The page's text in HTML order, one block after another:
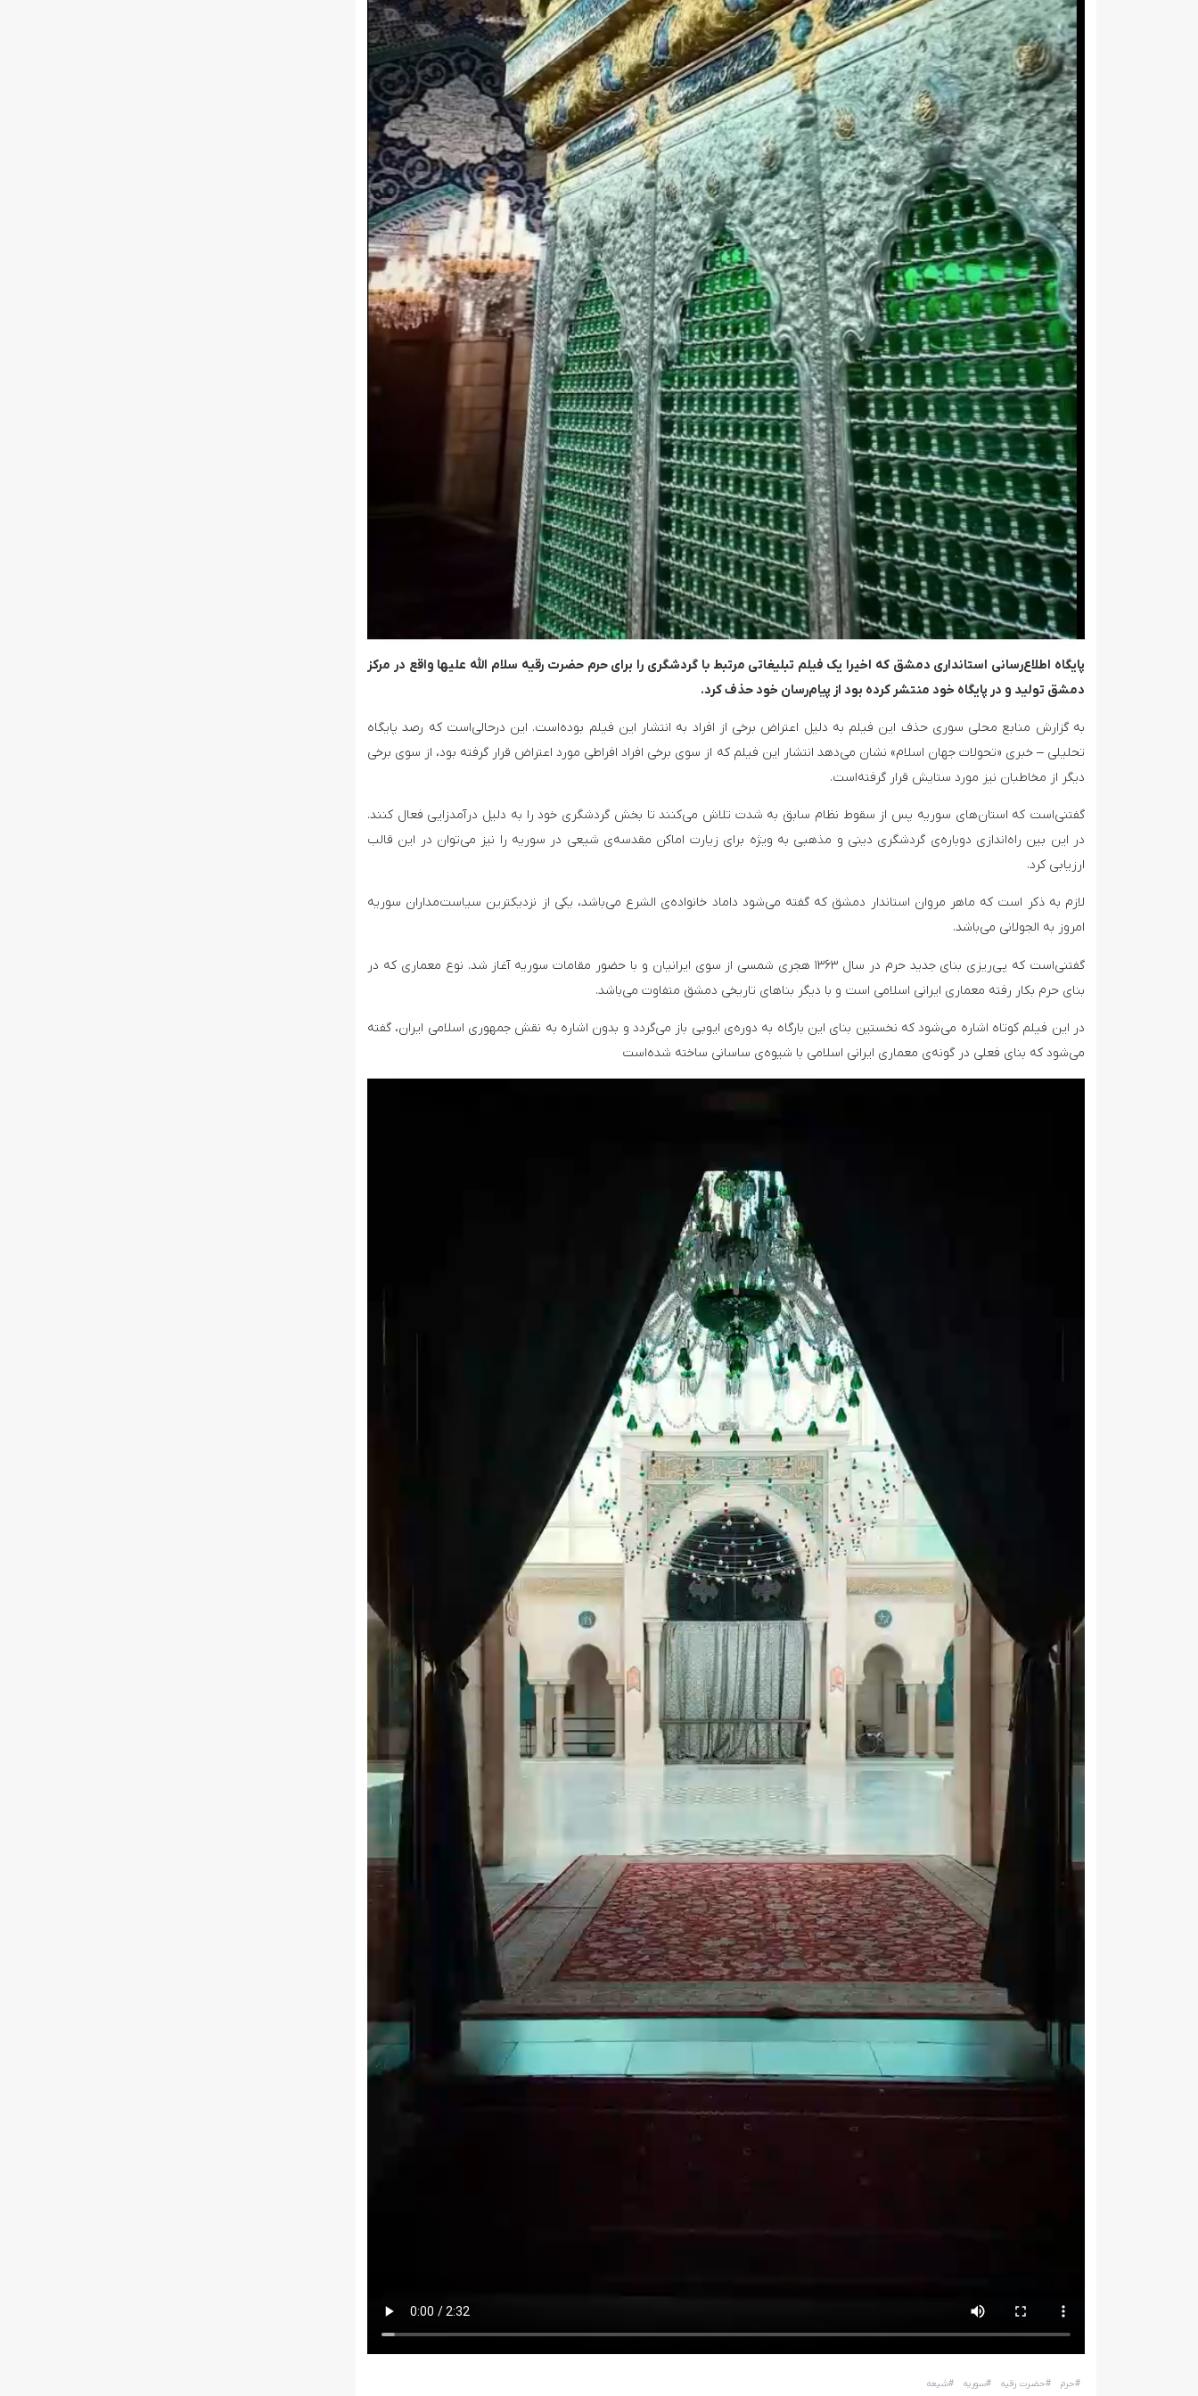
پایگاه اطلاع‌رسانی استانداری دمشق که اخیرا یک فیلم تبلیغاتی مرتبط با گردشگری را برای حرم حضرت رقیه سلام الله علیها واقع در مرکز
دمشق تولید و در پایگاه خود منتشر کرده بود از پیام‌رسان خود حذف کرد.
به گزارش منابع محلی سوری حذف این فیلم به دلیل اعتراض برخی از افراد به انتشار این فیلم بوده‌است. این درحالی‌است که رصد پایگاه
تحلیلی – خبری «تحولات جهان اسلام» نشان می‌دهد انتشار این فیلم که از سوی برخی افراد افراطی مورد اعتراض قرار گرفته بود، از سوی برخی
دیگر از مخاطبان نیز مورد ستایش قرار گرفته‌است.
گفتنی‌است که استان‌های سوریه پس از سقوط نظام سابق به شدت تلاش می‌کنند تا بخش گردشگری خود را به دلیل درآمدزایی فعال کنند.
در این بین راه‌اندازی دوباره‌ی گردشگری دینی و مذهبی به ویژه برای زیارت اماکن مقدسه‌ی شیعی در سوریه را نیز می‌توان در این قالب
ارزیابی کرد.
لازم به ذکر است که ماهر مروان استاندار دمشق که گفته می‌شود داماد خانواده‌ی الشرع می‌باشد، یکی از نزدیکترین سیاست‌مداران سوریه
امروز به الجولانی می‌باشد.
گفتنی‌است که پی‌ریزی بنای جدید حرم در سال ۱۳۶۳ هجری شمسی از سوی ایرانیان و با حضور مقامات سوریه آغاز شد. نوع معماری که در
بنای حرم بکار رفته معماری ایرانی اسلامی است و با دیگر بناهای تاریخی دمشق متفاوت می‌باشد.
در این فیلم کوتاه اشاره می‌شود که نخستین بنای این بارگاه به دوره‌ی ایوبی باز می‌گردد و بدون اشاره به نقش جمهوری اسلامی ایران، گفته
می‌شود که بنای فعلی در گونه‌ی معماری ایرانی اسلامی با شیوه‌ی ساسانی ساخته شده‌است
#حرم #حضرت رقیه #سوریه #شیعه